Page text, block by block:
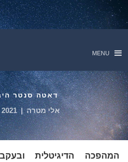
MENU
דאטה סנטר
אלי מטרה |
המהפכה הדיגיטלית